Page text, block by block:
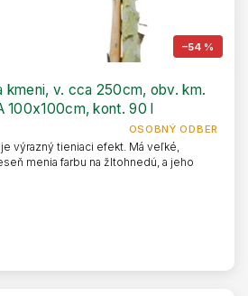
–54 %
kmeni, v. cca 250cm, obv. km.
100x100cm, kont. 90 l
OSOBNÝ ODBER
výrazný tieniaci efekt. Má veľké,
menia farbu na žltohnedú, a jeho